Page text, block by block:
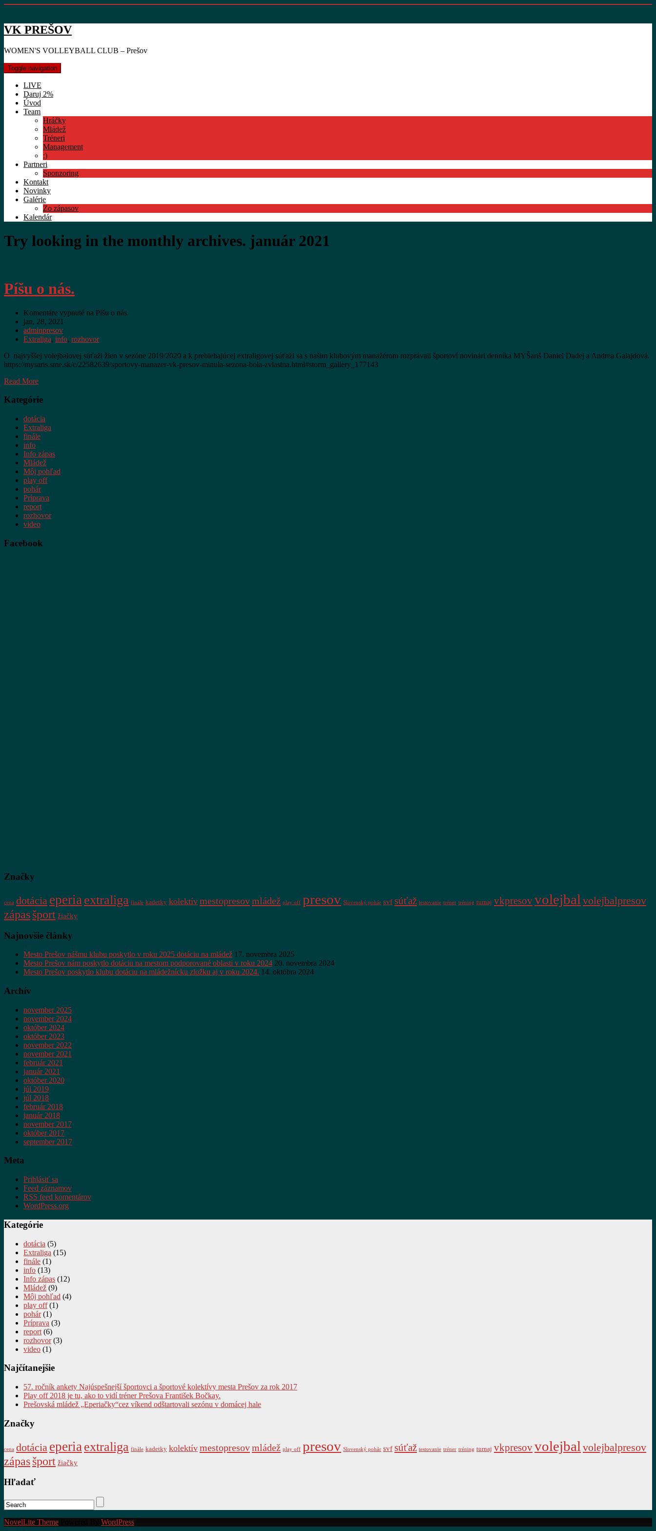
VK PREŠOV
WOMEN'S VOLLEYBALL CLUB – Prešov
Toggle navigation
LIVE
Daruj 2%
Úvod
Team
Hráčky
Mládež
Tréneri
Management
:)
Partneri
Sponzoring
Kontakt
Novinky
Galérie
Zo zápasov
Kalendár
Try looking in the monthly archives. január 2021
Píšu o nás.
Komentáre vypnuté na Píšu o nás.
jan, 28, 2021
adminpresov
Extraliga, info, rozhovor
O najvyššej volejbalovej súťaži žien v sezóne 2019/2020 a k prebiehajúcej extraligovej súťaži sa s našim klubovým manažérom rozprávali športoví novinári denníka MYŠariš Daniel Dadej a Andrea Galajdová.
https://mysaris.sme.sk/c/22582639/sportovy-manazer-vk-presov-minula-sezona-bola-zvlastna.html#storm_gallery_177143
Read More
Kategórie
dotácia
Extraliga
finále
info
Info zápas
Mládež
Môj pohľad
play off
pohár
Príprava
report
rozhovor
video
Facebook
Značky
cena dotácia eperia extraliga finále kadetky kolektív mestopresovmládež play off presov Slovenský pohár svf súťaž testovanie tréner tréning turnaj vkpresovvolejbal volejbalpresov
zápasšport žiačky
Najnovšie články
Mesto Prešov nášmu klubu poskytlo v roku 2025 dotáciu na mládež 17. novembra 2025
Mesto Prešov nám poskytlo dotáciu na mestom podporované oblasti v roku 2024 20. novembra 2024
Mesto Prešov poskytlo klubu dotáciu na mládežnícku zložku aj v roku 2024. 14. októbra 2024
Archív
november 2025
november 2024
október 2024
október 2023
november 2022
november 2021
február 2021
január 2021
október 2020
júl 2019
júl 2018
február 2018
január 2018
november 2017
október 2017
september 2017
Meta
Prihlásiť sa
Feed záznamov
RSS feed komentárov
WordPress.org
Kategórie
dotácia (5)
Extraliga (15)
finále (1)
info (13)
Info zápas (12)
Mládež (9)
Môj pohľad (4)
play off(1)
pohár(1)
Príprava (3)
report (6)
rozhovor(3)
video (1)
Najčítanejšie
57. ročník ankety Najúspešnejší športovci a športové kolektívy mesta Prešov za rok 2017
Play off 2018 je tu, ako to vidí tréner Prešova František Bočkay.
Prešovská mládež „Eperiačky“cez víkend odštartovali sezónu v domácej hale
Značky
cena dotácia eperia extraliga finále kadetky kolektív mestopresovmládež play off presov Slovenský pohár svf súťaž testovanie tréner tréning turnaj vkpresovvolejbal volejbalpresov
zápasšport žiačky
Hľadať
NovelLite Theme WordPress